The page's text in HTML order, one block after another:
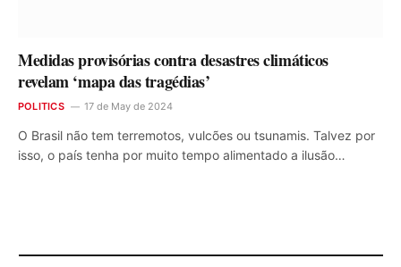
Medidas provisórias contra desastres climáticos
revelam ‘mapa das tragédias’
POLITICS 17 de May de 2024
O Brasil não tem terremotos, vulcões ou tsunamis. Talvez por
isso, o país tenha por muito tempo alimentado a ilusão…